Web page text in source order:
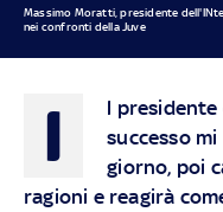
Massimo Moratti, presidente
nei confronti della Juve
I
l presidente
successo
giorno, poi
ragioni e reagirà